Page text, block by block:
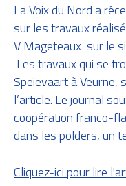
La Voix du Nord a
sur les travaux
V Mageteaux sur le
Les travaux qui se
Speievaart à Veurne,
l’article. Le journal
coopération franco-
dans les polders, un
Cliquez-ici pour lire